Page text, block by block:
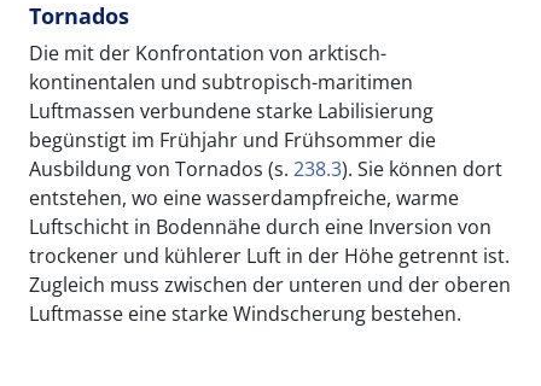
Tornados
Die mit der Konfrontation von arktisch-
kontinentalen und subtropisch-maritimen
Luftmassen verbundene starke Labilisierung
begünstigt im Frühjahr und Frühsommer die
Ausbildung von Tornados (s. 238.3). Sie können dort
entstehen, wo eine wasserdampfreiche, warme
Luftschicht in Bodennähe durch eine Inversion von
trockener und kühlerer Luft in der Höhe getrennt ist.
Zugleich muss zwischen der unteren und der oberen
Luftmasse eine starke Windscherung bestehen.